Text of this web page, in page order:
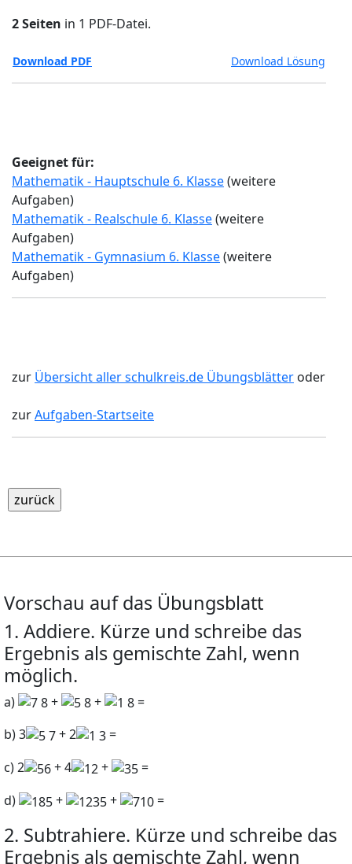
2 Seiten in 1 PDF-Datei.
Download PDF Download Lösung
Geeignet für:
Mathematik - Hauptschule 6. Klasse(weitere
Aufgaben)
Mathematik - Realschule 6. Klasse(weitere
Aufgaben)
Mathematik - Gymnasium 6. Klasse(weitere
Aufgaben)
zur Übersicht aller schulkreis.de Übungsblätter oder
zurAufgaben-Startseite
Vorschau auf das Übungsblatt
1. Addiere. Kürze und schreibe das
Ergebnis als gemischte Zahl, wenn
möglich.
a) + +
=
b)3 + 2
=
c)2 + 4 +
=
d)
+ + =
2. Subtrahiere. Kürze und schreibe das
Ergebnis als gemischte Zahl, wenn